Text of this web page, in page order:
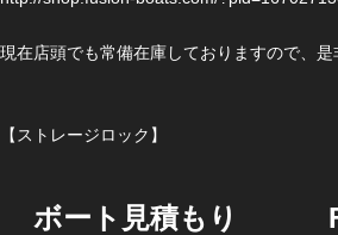
現在店頭でも常備在庫しておりますので、是
【ストレージロック】
ボート見積もり